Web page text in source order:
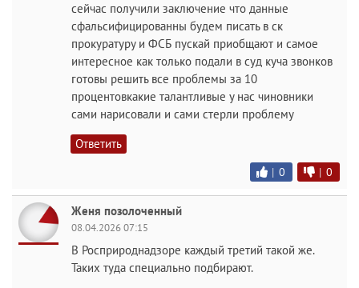
сейчас получили заключение что данные
сфальсифицированны будем писать в ск
прокуратуру и ФСБ пускай приобщают и самое
интересное как только подали в суд куча звонков
готовы решить все проблемы за 10
процентовкакие талантливые у нас чиновники
сами нарисовали и сами стерли проблему
Ответить
| 0 | 0
Женя позолоченный
08.04.2026 07:15
В Росприроднадзоре каждый третий такой же.
Таких туда специально подбирают.